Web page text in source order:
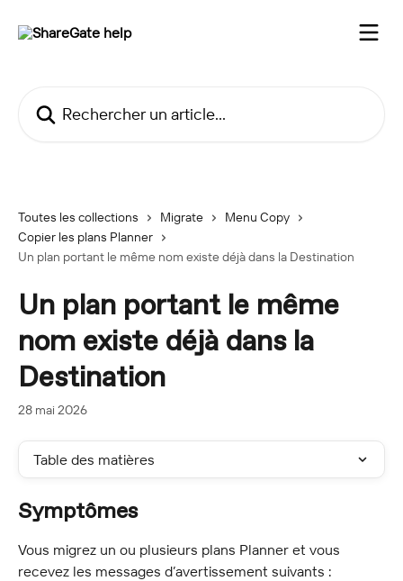
Toutes les collections Migrate
Menu Copy
Copier les plans Planner
Un plan portant le même nom existe déjà dans la Destination
Un plan portant le même
nom existe déjà dans la
Destination
28 mai 2026
Table des matières
Symptômes
Vous migrez un ou plusieurs plans Planner et vous
recevez les messages d’avertissement suivants :